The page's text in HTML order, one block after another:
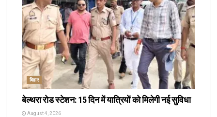
बिहार
बेल्थरा रोड स्टेशन: 15 दिन में यात्रियों को मिलेगी नई सुविधा
August 4, 2026